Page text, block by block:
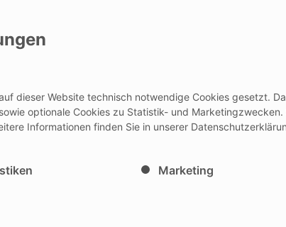
IFU/Gebrauchsanleitungen +
dieser Website technisch notwendige Cookies gesetzt.
optionale Cookies zu Statistik- und Marketingzwecken.
Informationen finden Sie in unserer
die eine Einwilligung erteilt werden kann. Die
Marketing